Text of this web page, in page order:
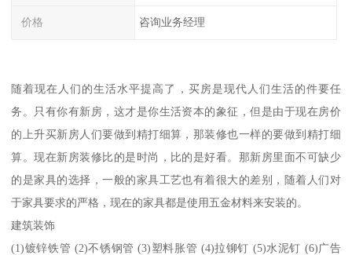
价格 咨询业务经理
随着现在人们的生活水平提高了，买房是现代人们生活的件要任
务。只有你有新房，这才是你生活资本的象征，但是由于现在房价
的上升买新房人们要做到精打细算，那装修也一样的要做到精打细
算。现在新房装修比的是时尚，比的是好看。那新房里面不可缺少
的是家具的选择，一般的家具工艺也有着很大的差别，随着人们对
于家具要求的严格，现在的家具都是使用五金材料来安装的。
建筑装饰
(1)镀锌铁管 (2)不锈钢管 (3)塑料胀管 (4)拉铆钉 (5)水泥钉 (6)广告